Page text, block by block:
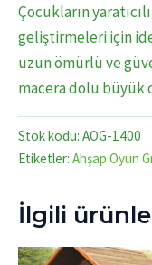
Çocukların
geliştirmeleri için
uzun ömürlü ve
macera dolu büyük
Stok kodu: AOG-1400
Etiketler: Ahşap Oyun
İlgili